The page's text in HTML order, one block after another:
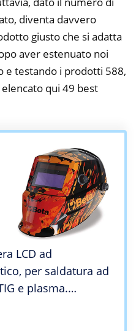
diventa davvero
giusto che si adatta
aver estenuato noi
e testando i prodotti 588,
qui 49 best
LCD ad
per saldatura ad
e plasma.
e batterie al